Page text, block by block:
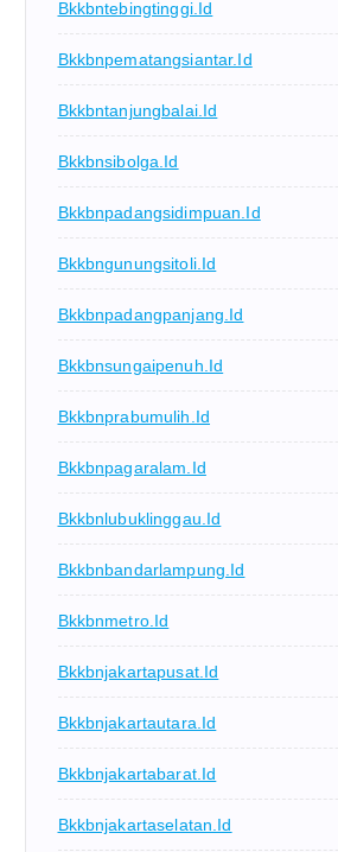
Bkkbntebingtinggi.id
Bkkbnpematangsiantar.id
Bkkbntanjungbalai.id
Bkkbnsibolga.id
Bkkbnpadangsidimpuan.id
Bkkbngunungsitoli.id
Bkkbnpadangpanjang.id
Bkkbnsungaipenuh.id
Bkkbnprabumulih.id
Bkkbnpagaralam.id
Bkkbnlubuklinggau.id
Bkkbnbandarlampung.id
Bkkbnmetro.id
Bkkbnjakartapusat.id
Bkkbnjakartautara.id
Bkkbnjakartabarat.id
Bkkbnjakartaselatan.id